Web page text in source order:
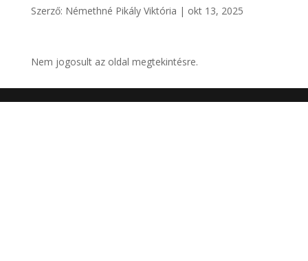
Szerző: Némethné Pikály Viktória | okt 13, 2025
Nem jogosult az oldal megtekintésre.